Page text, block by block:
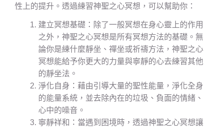
性上的提升。透過練習神聖之心冥想，可以幫助你：
建立冥想基礎：除了一般冥想在身心靈上的作用
之外，神聖之心冥想是所有冥想方法的基礎。無
論你是練什麼靜坐、禪坐或祈禱方法，神聖之心
冥想能給予你更大的力量與寧靜的心去練習其他
的靜坐法。
淨化自身：藉由引導大量的聖性能量，淨化全身
的能量系統，並去除內在的垃圾、負面的情緒、
心中的噪音。
寧靜祥和：當遇到困境時，透過神聖之心冥想讓